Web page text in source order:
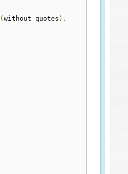
(without quotes ).